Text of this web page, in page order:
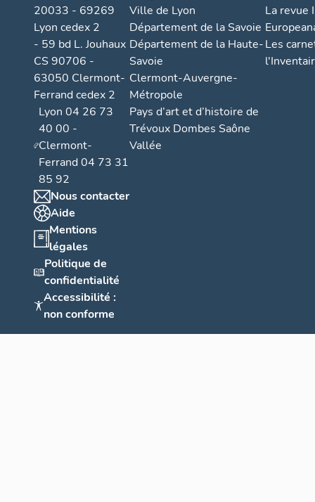
20033 - 69269
Lyon cedex 2
- 59 bd L. Jouhaux
CS 90706 -
63050 Clermont-
Ferrand cedex 2
Lyon 04 26 73
40 00 -
Clermont-
Ferrand 04 73 31
85 92
Nous contacter
Aide
Mentions
légales
Politique de
confidentialité
Accessibilité :
non conforme
Ville de Lyon
Département de la Savoie
Département de la Haute-
Savoie
Clermont-Auvergne-
Métropole
Pays d’art et d’histoire de
Trévoux Dombes Saône
Vallée
La revue
Les